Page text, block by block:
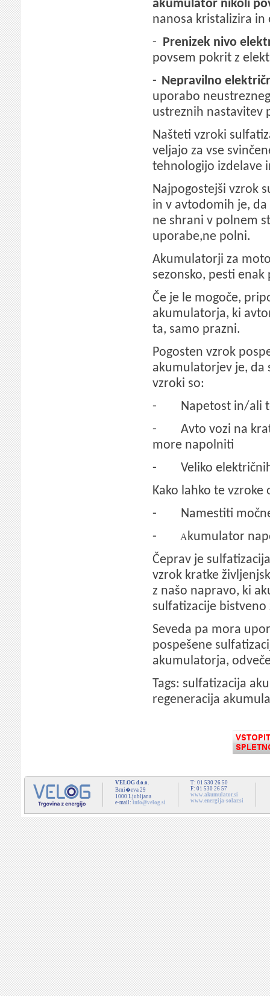
akumulator nikoli
nanosa kristalizira in
-
Prenizek nivo
povsem pokrit z
- Nepravilno
uporabo
ustreznih nastavitev
Našteti vzroki
veljajo za vse
tehnologijo izdelave
Najpogostejši vzrok
in v avtodomih je,
ne shrani v polnem
uporabe,ne polni.
Akumulatorji za
sezonsko, pesti
Če je le mogoče,
akumulatorja, ki
ta, samo prazni.
Pogosten vzrok
akumulatorjev je, da
vzroki so:
-
Napetost in/ali
-
Avto vozi na
more napolniti
-
Veliko
Kako lahko te
-
Namestiti
- Akumulator
Čeprav je
vzrok kratke
z našo napravo, ki
sulfatizacije bistveno
Seveda pa mora
pospešene
akumulatorja,
Tags: sulfatizacija
regeneracija
VELOG d.o.o.
Brni�eva 29
1000 Ljubljana
e-mail: info@velog.si
T: 01 530 26 50
F: 01 530 26 57
www.akumulator.si
www.energija-solar.si